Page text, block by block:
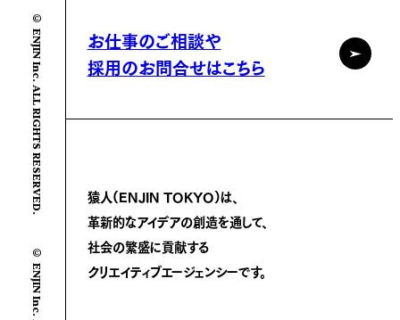
© ENJIN Inc. ALL RIGHTS RESERVED.
お仕事のご相談や
採用のお問合せはこちら
猿人(ENJIN TOKYO)は、
革新的なアイデアの創造を通して、
社会の繁盛に貢献する
クリエイティブエージェンシーです。